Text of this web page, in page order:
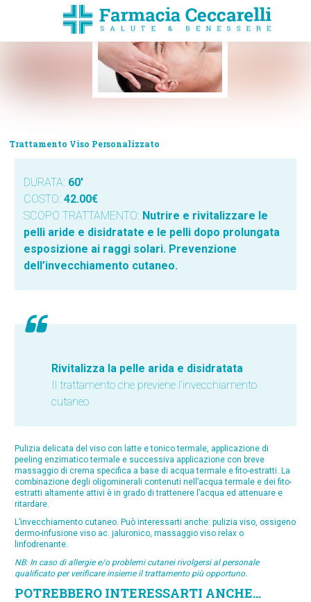
Trattamento Viso Personalizzato
DURATA: 60′
COSTO: 42.00€
SCOPO TRATTAMENTO: Nutrire e rivitalizzare le
pelli aride e disidratate e le pelli dopo prolungata
esposizione ai raggi solari. Prevenzione
dell’invecchiamento cutaneo.
Rivitalizza la pelle arida e disidratata
Il trattamento che previene l’invecchiamento
cutaneo
Pulizia delicata del viso con latte e tonico termale, applicazione di
peeling enzimatico termale e successiva applicazione con breve
massaggio di crema specifica a base di acqua termale e fito-estratti. La
combinazione degli oligominerali contenuti nell’acqua termale e dei fito-
estratti altamente attivi è in grado di trattenere l’acqua ed attenuare e
ritardare.
L’invecchiamento cutaneo. Può interessarti anche: pulizia viso, ossigeno
dermo-infusione viso ac. jaluronico, massaggio viso relax o
linfodrenante.
NB:In caso di allergie e/o problemi cutanei rivolgersi al personale
qualificato per verificare insieme il trattamento più opportuno.
POTREBBERO INTERESSARTI ANCHE...